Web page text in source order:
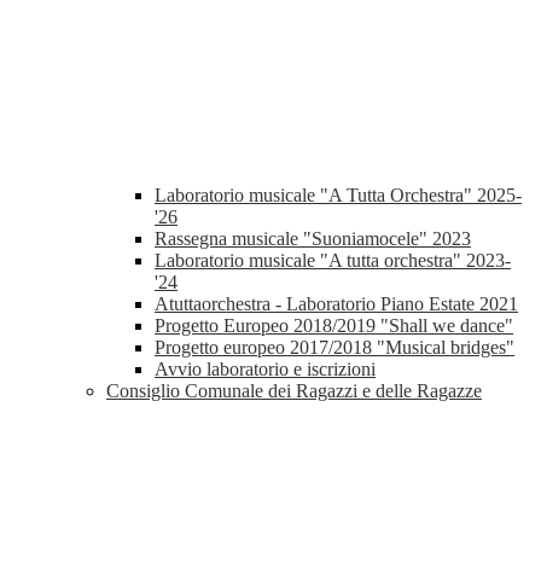
Laboratorio musicale "A Tutta Orchestra" 2025-
'26
Rassegna musicale "Suoniamocele" 2023
Laboratorio musicale "A tutta orchestra" 2023-
'24
Atuttaorchestra - Laboratorio Piano Estate 2021
Progetto Europeo 2018/2019 "Shall we dance"
Progetto europeo 2017/2018 "Musical bridges"
Avvio laboratorio e iscrizioni
Consiglio Comunale dei Ragazzi e delle Ragazze